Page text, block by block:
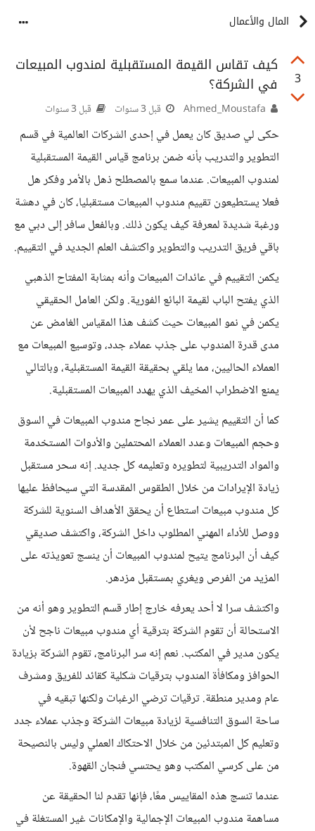
المال والأعمال
3
كيف تقاس القيمة المستقبلية لمندوب المبيعات
في الشركة؟
قبل 3 سنوات قبل 3 سنوات
حكى لي صديق كان يعمل في إحدى الشركات العالمية في قسم
التطوير والتدريب بأنه ضمن برنامج قياس القيمة المستقبلية
لمندوب المبيعات. عندما سمع بالمصطلح ذهل بالأمر وفكر هل
فعلا يستطيعون تقييم مندوب المبيعات مستقبليا، كان في دهشة
ورغبة شديدة لمعرفة كيف يكون ذلك. وبالفعل سافر إلى دبي مع
باقي فريق التدريب والتطوير واكتشف العلم الجديد في التقييم.
يكمن التقييم في عائدات المبيعات وأنه بمثابة المفتاح الذهبي
الذي يفتح الباب لقيمة البائع الفورية. ولكن العامل الحقيقي
يكمن في نمو المبيعات حيث كشف هذا المقياس الغامض عن
مدى قدرة المندوب على جذب عملاء جدد، وتوسيع المبيعات مع
العملاء الحاليين، مما يلقي بحقيقة القيمة المستقبلية، وبالتالي
يمنع الاضطراب المخيف الذي يهدد المبيعات المستقبلية.
كما أن التقييم يشير على عمر نجاح مندوب المبيعات في السوق
وحجم المبيعات وعدد العملاء المحتملين والأدوات المستخدمة
والمواد التدريبية لتطويره وتعليمه كل جديد. إنه سحر مستقبل
زيادة الإيرادات من خلال الطقوس المقدسة التي سيحافظ عليها
كل مندوب مبيعات استطاع أن يحقق الأهداف السنوية للشركة
ووصل للأداء المهني المطلوب داخل الشركة، واكتشف صديقي
كيف أن البرنامج يتيح لمندوب المبيعات أن ينسج تعويذته على
المزيد من الفرص ويغري بمستقبل مزدهر.
واكتشف سرا لا أحد يعرفه خارج إطار قسم التطوير وهو أنه من
الاستحالة أن تقوم الشركة بترقية أي مندوب مبيعات ناجح لأن
يكون مدير في المكتب. نعم إنه سر البرنامج، تقوم الشركة بزيادة
الحوافز ومكافأة المندوب بترقيات شكلية كقائد للفريق ومشرف
عام ومدير منطقة. ترقيات ترضي الرغبات ولكنها تبقيه في
ساحة السوق التنافسية لزيادة مبيعات الشركة وجذب عملاء جدد
وتعليم كل المبتدئين من خلال الاحتكاك العملي وليس بالنصيحة
من على كرسي المكتب وهو يحتسي فنجان القهوة.
عندما تنسج هذه المقاييس معًا، فإنها تقدم لنا الحقيقة عن
مساهمة مندوب المبيعات الإجمالية والإمكانات غير المستغلة في